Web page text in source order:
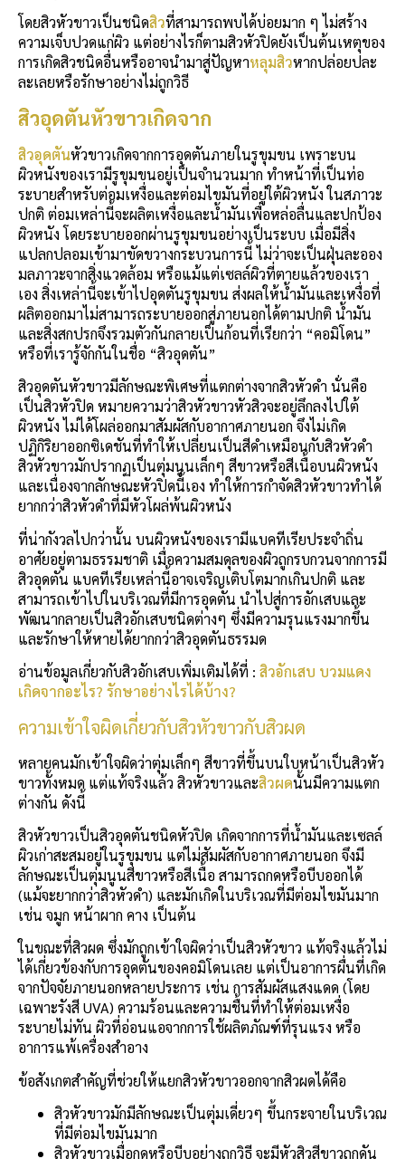
โดยสิวหัวขาวเป็นชนิดสิวที่สามารถพบได้บ่อยมาก ๆ ไม่สร้าง
ความเจ็บปวดแก่ผิว แต่อย่างไรก็ตามสิวหัวปิดยังเป็นต้นเหตุของ
การเกิดสิวชนิดอื่นหรืออาจนำมาสู่ปัญหาหลุมสิวหากปล่อยปละ
ละเลยหรือรักษาอย่างไม่ถูกวิธี
สิวอุดตันหัวขาวเกิดจาก
สิวอุดตันหัวขาวเกิดจากการอุดตันภายในรูขุมขน เพราะบน
ผิวหนังของเรามีรูขุมขนอยู่เป็นจำนวนมาก ทำหน้าที่เป็นท่อ
ระบายสำหรับต่อมเหงื่อและต่อมไขมันที่อยู่ใต้ผิวหนัง ในสภาวะ
ปกติ ต่อมเหล่านี้จะผลิตเหงื่อและน้ำมันเพื่อหล่อลื่นและปกป้อง
ผิวหนัง โดยระบายออกผ่านรูขุมขนอย่างเป็นระบบ เมื่อมีสิ่ง
แปลกปลอมเข้ามาขัดขวางกระบวนการนี้ ไม่ว่าจะเป็นฝุ่นละออง
มลภาวะจากสิ่งแวดล้อม หรือแม้แต่เซลล์ผิวที่ตายแล้วของเรา
เอง สิ่งเหล่านี้จะเข้าไปอุดตันรูขุมขน ส่งผลให้น้ำมันและเหงื่อที่
ผลิตออกมาไม่สามารถระบายออกสู่ภายนอกได้ตามปกติ น้ำมัน
และสิ่งสกปรกจึงรวมตัวกันกลายเป็นก้อนที่เรียกว่า “คอมิโดน”
หรือที่เรารู้จักกันในชื่อ “สิวอุดตัน”
สิวอุดตันหัวขาวมีลักษณะพิเศษที่แตกต่างจากสิวหัวดำ นั่นคือ
เป็นสิวหัวปิด หมายความว่าสิวหัวขาวหัวสิวจะอยู่ลึกลงไปใต้
ผิวหนัง ไม่ได้โผล่ออกมาสัมผัสกับอากาศภายนอก จึงไม่เกิด
ปฏิกิริยาออกซิเดชันที่ทำให้เปลี่ยนเป็นสีดำเหมือนกับสิวหัวดำ
สิวหัวขาวมักปรากฏเป็นตุ่มนูนเล็กๆ สีขาวหรือสีเนื้อบนผิวหนัง
และเนื่องจากลักษณะหัวปิดนี้เอง ทำให้การกำจัดสิวหัวขาวทำได้
ยากกว่าสิวหัวดำที่มีหัวโผล่พ้นผิวหนัง
ที่น่ากังวลไปกว่านั้น บนผิวหนังของเรามีแบคทีเรียประจำถิ่น
อาศัยอยู่ตามธรรมชาติ เมื่อความสมดุลของผิวถูกรบกวนจากการมี
สิวอุดตัน แบคทีเรียเหล่านี้อาจเจริญเติบโตมากเกินปกติ และ
สามารถเข้าไปในบริเวณที่มีการอุดตัน นำไปสู่การอักเสบและ
พัฒนากลายเป็นสิวอักเสบชนิดต่างๆ ซึ่งมีความรุนแรงมากขึ้น
และรักษาให้หายได้ยากกว่าสิวอุดตันธรรมด
อ่านข้อมูลเกี่ยวกับสิวอักเสบเพิ่มเติมได้ที่ : สิวอักเสบ บวมแดง
เกิดจากอะไร? รักษาอย่างไรได้บ้าง?
ความเข้าใจผิดเกี่ยวกับสิวหัวขาวกับสิวผด
หลายคนมักเข้าใจผิดว่าตุ่มเล็กๆ สีขาวที่ขึ้นบนใบหน้าเป็นสิวหัว
ขาวทั้งหมด แต่แท้จริงแล้ว สิวหัวขาวและสิวผดนั้นมีความแตก
ต่างกัน ดังนี้
สิวหัวขาวเป็นสิวอุดตันชนิดหัวปิด เกิดจากการที่น้ำมันและเซลล์
ผิวเก่าสะสมอยู่ในรูขุมขน แต่ไม่สัมผัสกับอากาศภายนอก จึงมี
ลักษณะเป็นตุ่มนูนสีขาวหรือสีเนื้อ สามารถกดหรือบีบออกได้
(แม้จะยากกว่าสิวหัวดำ) และมักเกิดในบริเวณที่มีต่อมไขมันมาก
เช่น จมูก หน้าผาก คาง เป็นต้น
ในขณะที่สิวผด ซึ่งมักถูกเข้าใจผิดว่าเป็นสิวหัวขาว แท้จริงแล้วไม่
ได้เกี่ยวข้องกับการอุดตันของคอมิโดนเลย แต่เป็นอาการผื่นที่เกิด
จากปัจจัยภายนอกหลายประการ เช่น การสัมผัสแสงแดด (โดย
เฉพาะรังสี UVA) ความร้อนและความชื้นที่ทำให้ต่อมเหงื่อ
ระบายไม่ทัน ผิวที่อ่อนแอจากการใช้ผลิตภัณฑ์ที่รุนแรง หรือ
อาการแพ้เครื่องสำอาง
ข้อสังเกตสำคัญที่ช่วยให้แยกสิวหัวขาวออกจากสิวผดได้คือ
สิวหัวขาวมักมีลักษณะเป็นตุ่มเดี่ยวๆ ขึ้นกระจายในบริเวณ
ที่มีต่อมไขมันมาก
สิวหัวขาวเมื่อกดหรือบีบอย่างถูกวิธี จะมีหัวสิวสีขาวถูกดัน